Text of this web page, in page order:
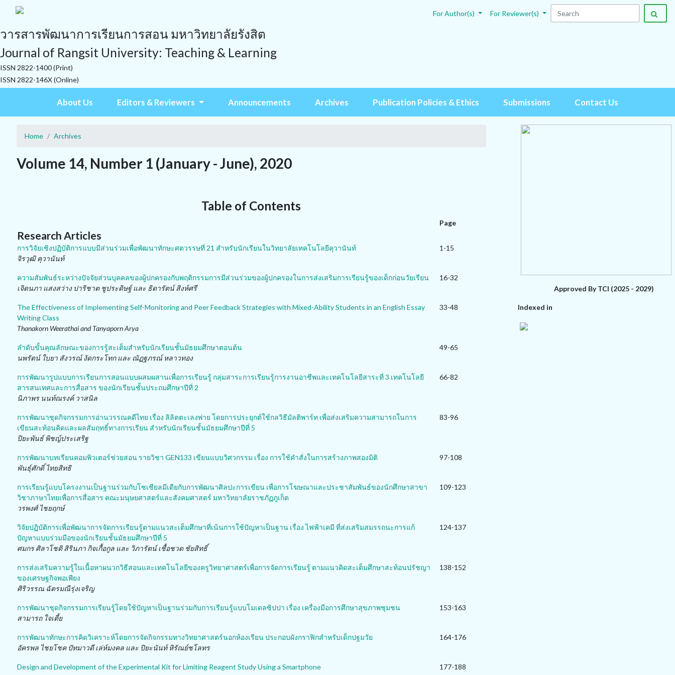
For Author(s) For Reviewer(s)
วารสารพัฒนาการเรียนการสอน มหาวิทยาลัยรังสิต
Journal of Rangsit University: Teaching & Learning
ISSN 2822-1400 (Print)
ISSN 2822-146X (Online)
About Us Editors & Reviewers Announcements Archives Publication Policies & Ethics Submissions Contact Us
Home Archives
Volume 14, Number 1 (January - June), 2020
Table of Contents
Page
Research Articles
การวิจัยเชิงปฏิบัติการแบบมีส่วนร่วมเพื่อพัฒนาทักษะศตวรรษที่ 21 สำหรับนักเรียนในวิทยาลัยเทคโนโลยีคุวานันท์
จิรวุฒิ คุวานันท์
1-15
ความสัมพันธ์ระหว่างปัจจัยส่วนบุคคลของผู้ปกครองกับพฤติกรรมการมีส่วนร่วมของผู้ปกครองในการส่งเสริมการเรียนรู้ของเด็กก่อนวัยเรียน
เจิดนภา แสงสว่าง ปาริชาต ชูประดิษฐ์ และ ธิดารัตน์ สิงห์ศรี
16-32
The Effectiveness of Implementing Self-Monitoring and Peer Feedback Strategies with Mixed-Ability Students in an English Essay
Writing Class
Thanakorn Weerathai and Tanyaporn Arya
33-48
ลำดับขั้นคุณลักษณะของการรู้สะเต็มสำหรับนักเรียนชั้นมัธยมศึกษาตอนต้น
นพรัตน์ ใบยา สังวรณ์ งัดกระโทก และ ณัฏฐภรณ์ หลาวทอง
49-65
การพัฒนารูปแบบการเรียนการสอนแบบผสมผสานเพื่อการเรียนรู้ กลุ่มสาระการเรียนรู้การงานอาชีพและเทคโนโลยีสาระที่ 3 เทคโนโลยี
สารสนเทศและการสื่อสาร ของนักเรียนชั้นประถมศึกษาปีที่ 2
นิภาพร นนท์ณรงค์ วาสนิล
66-82
การพัฒนาชุดกิจกรรมการอ่านวรรณคดีไทย เรื่อง ลิลิตตะเลงพ่าย โดยการประยุกต์ใช้กลวิธีมัลติพาร์ท เพื่อส่งเสริมความสามารถในการ
เขียนสะท้อนคิดและผลสัมฤทธิ์ทางการเรียน สำหรับนักเรียนชั้นมัธยมศึกษาปีที่ 5
ปิยะพันธ์ พิชญ์ประเสริฐ
83-96
การพัฒนาบทเรียนคอมพิวเตอร์ช่วยสอน รายวิชา GEN133 เขียนแบบวิศวกรรม เรื่อง การใช้คำสั่งในการสร้างภาพสองมิติ
พันธุ์ศักดิ์ ไทยสิทธิ
97-108
การเรียนรู้แบบโครงงานเป็นฐานร่วมกับโซเชียลมีเดียกับการพัฒนาศิลปะการเขียน เพื่อการโฆษณาและประชาสัมพันธ์ของนักศึกษาสาขา
วิชาภาษาไทยเพื่อการสื่อสาร คณะมนุษยศาสตร์และสังคมศาสตร์ มหาวิทยาลัยราชภัฏภูเก็ต
วรพงศ์ ไชยฤกษ์
109-123
วิจัยปฏิบัติการเพื่อพัฒนาการจัดการเรียนรู้ตามแนวสะเต็มศึกษาที่เน้นการใช้ปัญหาเป็นฐาน เรื่อง ไฟฟ้าเคมี ที่ส่งเสริมสมรรถนะการแก้
ปัญหาแบบร่วมมือของนักเรียนชั้นมัธยมศึกษาปีที่ 5
ศมกร ศิลาโชติ สิรินภา กิจเกื้อกูล และ วิภารัตน์ เชื้อชวด ชัยสิทธิ์
124-137
การส่งเสริมความรู้ในเนื้อหาผนวกวิธีสอนและเทคโนโลยีของครูวิทยาศาสตร์เพื่อการจัดการเรียนรู้ ตามแนวคิดสะเต็มศึกษาสะท้อนปรัชญา
ของเศรษฐกิจพอเพียง
ศิริวรรณ ฉัตรมณีรุ่งเจริญ
138-152
การพัฒนาชุดกิจกรรมการเรียนรู้โดยใช้ปัญหาเป็นฐานร่วมกับการเรียนรู้แบบโมเดลซิปปา เรื่อง เครื่องมือการศึกษาสุขภาพชุมชน
สามารถ ใจเตี้ย
153-163
การพัฒนาทักษะการคิดวิเคราะห์โดยการจัดกิจกรรมทางวิทยาศาสตร์นอกห้องเรียน ประกอบผังกราฟิกสำหรับเด็กปฐมวัย
อัครพล ไชยโชค ปัทมาวดี เล่ห์มงคล และ ปิยะนันท์ หิรัณย์ชโลทร
164-176
Design and Development of the Experimental Kit for Limiting Reagent Study Using a Smartphone
177-188
Approved By TCI (2025 - 2029)
Indexed in